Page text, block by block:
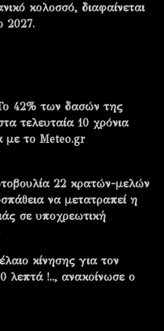
κολοσσό, διαφαίνεται
2027.
42% των δασών της
τελευταία 10 χρόνια
με το Meteo.gr
22 κρατών-μελών
να μετατραπεί η
σε υποχρεωτική
κίνησης για τον
λεπτά !.., ανακοίνωσε ο